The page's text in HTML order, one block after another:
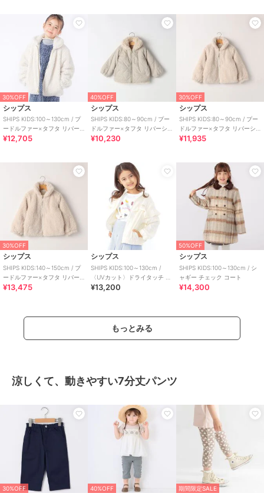
30%OFF
シップス
SHIPS KIDS:100～130cm / プ
ードルファー×タフタ リバー
シブル ジャケット
¥12,705
40%OFF
シップス
SHIPS KIDS:80～90cm / プー
ドルファー×タフタ リバーシ
ブル ジャケット
¥10,230
30%OFF
シップス
SHIPS KIDS:80～90cm / プー
ドルファー×タフタ リバーシ
ブル ジャケット
¥11,935
30%OFF
シップス
SHIPS KIDS:140～150cm / プ
ードルファー×タフタ リバー
シブル ジャケット
¥13,475
シップス
SHIPS KIDS:100～130cm /
〈UVカット〉ドライタッチ フ
リル ライト ブルゾン
¥13,200
50%OFF
シップス
SHIPS KIDS:100～130cm / シ
ャギー チェック コート
¥14,300
もっとみる
涼しくて、動きやすい7分丈パンツ
30%OFF 40%OFF 期間限定SALE